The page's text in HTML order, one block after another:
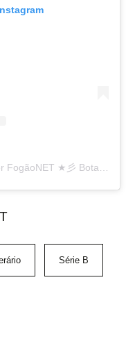
Série B